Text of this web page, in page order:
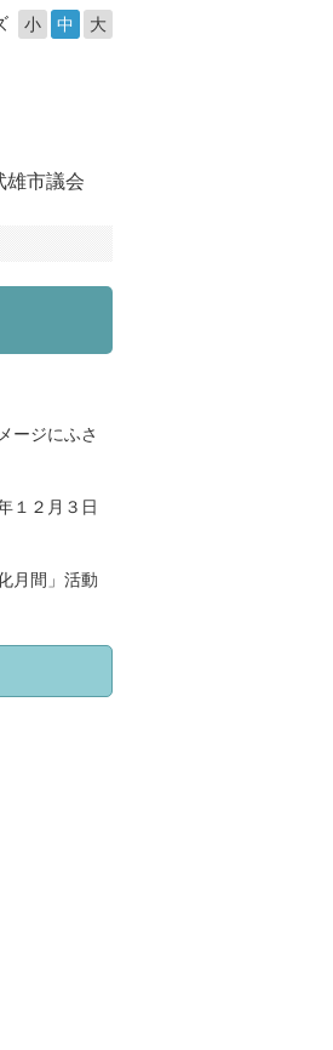
小 中 大
雄市議会
ージにふさ
１２月３日
月間」活動